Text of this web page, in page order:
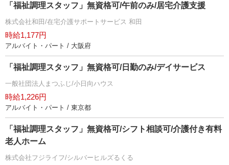
「福祉調理スタッフ」無資格可/午前のみ/居宅介護支援
株式会社和田/在宅介護サポートサービス 和田
時給1,177円
アルバイト・パート / 大阪府
「福祉調理スタッフ」無資格可/日勤のみ/デイサービス
一般社団法人まつふじ/小日向ハウス
時給1,226円
アルバイト・パート / 東京都
「福祉調理スタッフ」無資格可/シフト相談可/介護付き有料
老人ホーム
株式会社フジライフ/シルバーヒルズるくる